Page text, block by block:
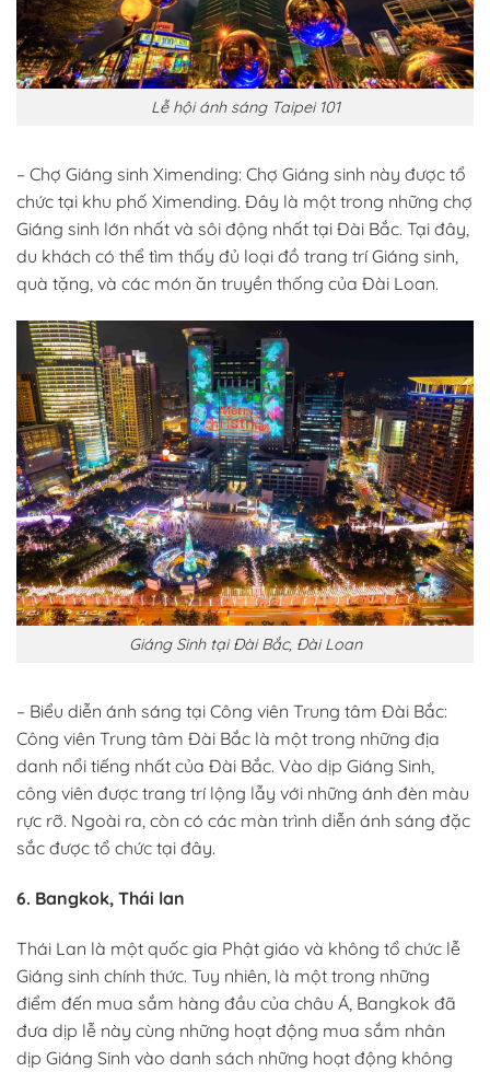
Lễ hội ánh sáng Taipei 101
– Chợ Giáng sinh Ximending: Chợ Giáng sinh này được tổ
chức tại khu phố Ximending. Đây là một trong những chợ
Giáng sinh lớn nhất và sôi động nhất tại Đài Bắc. Tại đây,
du khách có thể tìm thấy đủ loại đồ trang trí Giáng sinh,
quà tặng, và các món ăn truyền thống của Đài Loan.
Giáng Sinh tại Đài Bắc, Đài Loan
– Biểu diễn ánh sáng tại Công viên Trung tâm Đài Bắc:
Công viên Trung tâm Đài Bắc là một trong những địa
danh nổi tiếng nhất của Đài Bắc. Vào dịp Giáng Sinh,
công viên được trang trí lộng lẫy với những ánh đèn màu
rực rỡ. Ngoài ra, còn có các màn trình diễn ánh sáng đặc
sắc được tổ chức tại đây.
6. Bangkok, Thái lan
Thái Lan là một quốc gia Phật giáo và không tổ chức lễ
Giáng sinh chính thức. Tuy nhiên, là một trong những
điểm đến mua sắm hàng đầu của châu Á, Bangkok đã
đưa dịp lễ này cùng những hoạt động mua sắm nhân
dịp Giáng Sinh vào danh sách những hoạt động không